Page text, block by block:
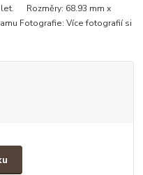
let. Rozměry: 68.93 mm x
Fotografie: Více fotografií si